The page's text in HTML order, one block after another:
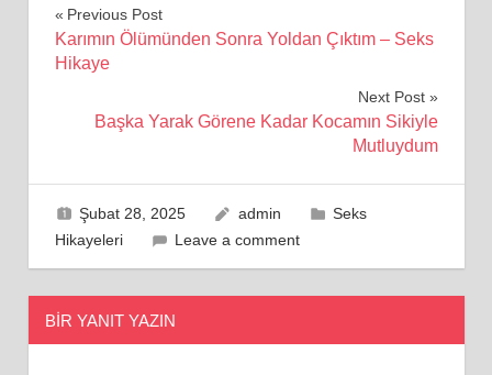
Yazı
gezinmesi
Previous Post
Karımın Ölümünden Sonra Yoldan Çıktım – Seks
Hikaye
Next Post
Başka Yarak Görene Kadar Kocamın Sikiyle
Mutluydum
Şubat 28, 2025 admin
Seks
Hikayeleri
Leave a comment
BIR YANIT YAZIN